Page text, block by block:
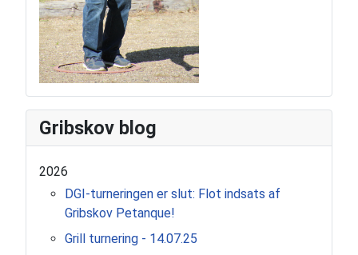
Gribskov blog
2026
DGI-turneringen er slut: Flot indsats af
Gribskov Petanque!
Grill turnering - 14.07.25